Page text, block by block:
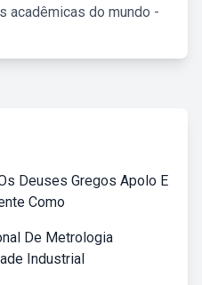
acadêmicas do mundo -
Deuses Gregos Apolo E
Como
De Metrologia
Industrial